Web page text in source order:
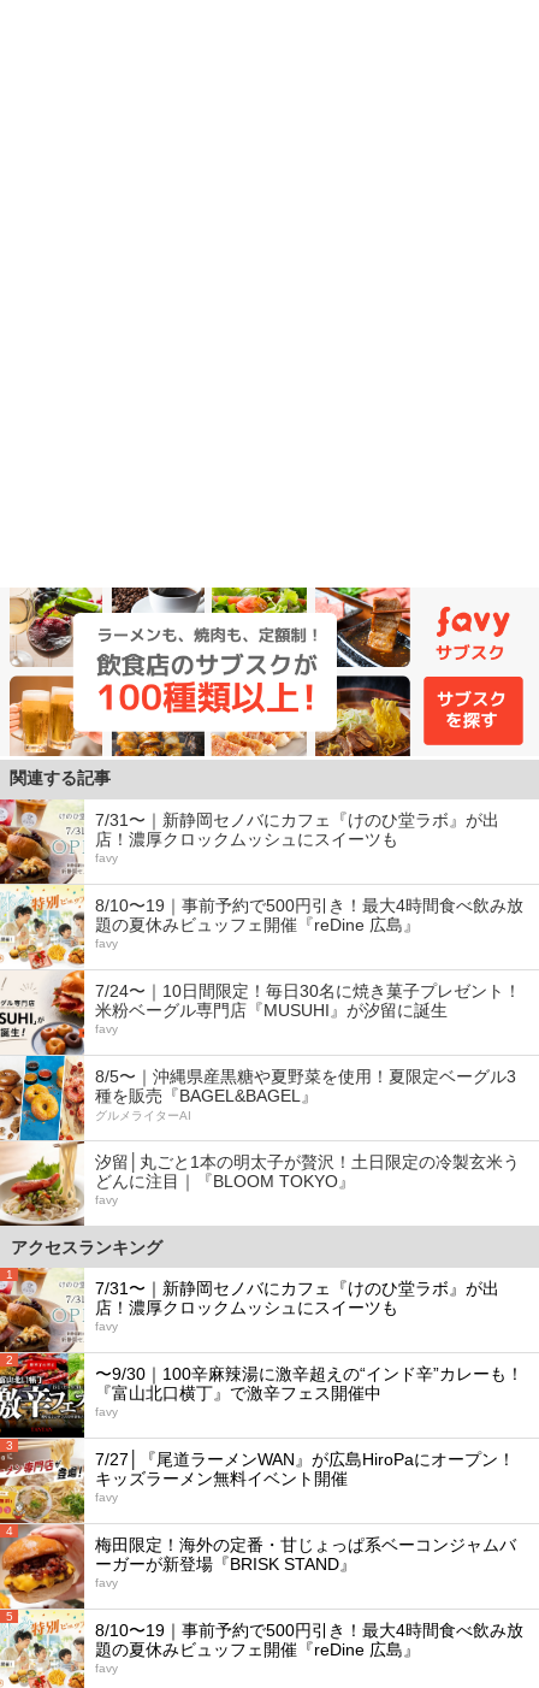
関連する記事
7/31〜｜新静岡セノバにカフェ『けのひ堂ラボ』が出
店！濃厚クロックムッシュにスイーツも
favy
8/10〜19｜事前予約で500円引き！最大4時間食べ飲み放
題の夏休みビュッフェ開催『reDine 広島』
favy
7/24〜｜10日間限定！毎日30名に焼き菓子プレゼント！
米粉ベーグル専門店『MUSUHI』が汐留に誕生
favy
8/5〜｜沖縄県産黒糖や夏野菜を使用！夏限定ベーグル3
種を販売『BAGEL&BAGEL』
グルメライターAI
汐留│丸ごと1本の明太子が贅沢！土日限定の冷製玄米う
どんに注目｜『BLOOM TOKYO』
favy
アクセスランキング
1
7/31〜｜新静岡セノバにカフェ『けのひ堂ラボ』が出
店！濃厚クロックムッシュにスイーツも
favy
2
〜9/30｜100辛麻辣湯に激辛超えの“インド辛”カレーも！
『富山北口横丁』で激辛フェス開催中
favy
3
7/27│『尾道ラーメンWAN』が広島HiroPaにオープン！
キッズラーメン無料イベント開催
favy
4
梅田限定！海外の定番・甘じょっぱ系ベーコンジャムバ
ーガーが新登場『BRISK STAND』
favy
5
8/10〜19｜事前予約で500円引き！最大4時間食べ飲み放
題の夏休みビュッフェ開催『reDine 広島』
favy